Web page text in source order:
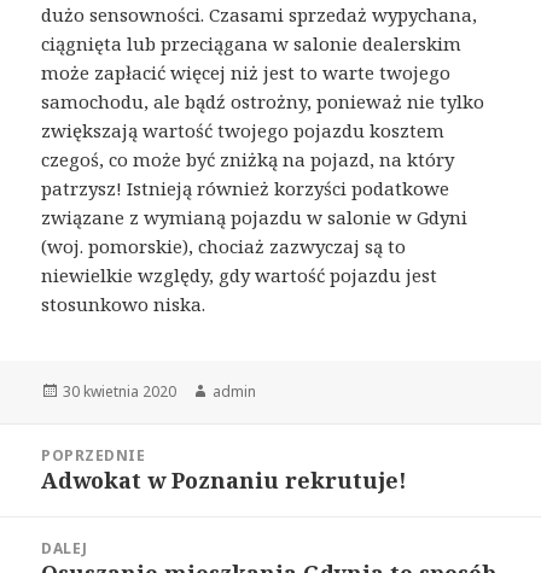
dużo sensowności. Czasami sprzedaż wypychana,
ciągnięta lub przeciągana w salonie dealerskim
może zapłacić więcej niż jest to warte twojego
samochodu, ale bądź ostrożny, ponieważ nie tylko
zwiększają wartość twojego pojazdu kosztem
czegoś, co może być zniżką na pojazd, na który
patrzysz! Istnieją również korzyści podatkowe
związane z wymianą pojazdu w salonie w Gdyni
(woj. pomorskie), chociaż zazwyczaj są to
niewielkie względy, gdy wartość pojazdu jest
stosunkowo niska.
Opublikowano
30 kwietnia 2020 Autor
admin
wpisuPOPRZEDNIE
Poprzedni
Adwokat w Poznaniu rekrutuje!
DALEJ